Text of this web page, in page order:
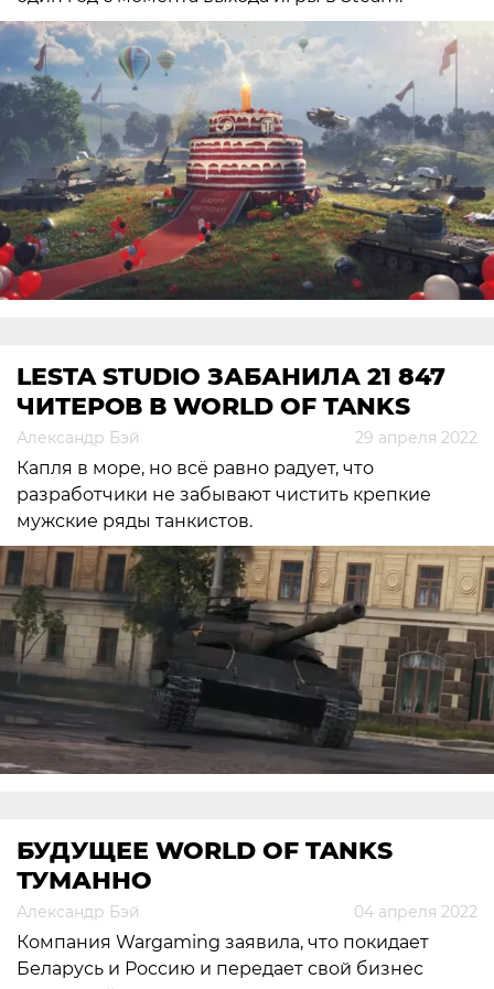
LESTA STUDIO ЗАБАНИЛА 21 847
ЧИТЕРОВ В WORLD OF TANKS
Александр Бэй 29 апреля 2022
Капля в море, но всё равно радует, что
разработчики не забывают чистить крепкие
мужские ряды танкистов.
БУДУЩЕЕ WORLD OF TANKS
ТУМАННО
Александр Бэй 04 апреля 2022
Компания Wargaming заявила, что покидает
Беларусь и Россию и передает свой бизнес